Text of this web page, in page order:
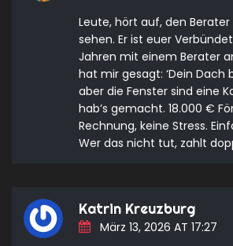
Leute, hört auf, den Berater
sehen. Er ist euer
Jahren mit einem Berater
hat mir gesagt: ‘Dein Dach
aber die Fenster sind eine
hab’s gemacht. 18.000 €
Rechnung, keine Stress.
Wer das nicht tut, zahlt
Katrin Kreuzburg
März 13, 2026 AT 17:27